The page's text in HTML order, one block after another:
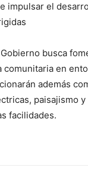
impulsar el
busca
en
además
paisajismo
facilidades.